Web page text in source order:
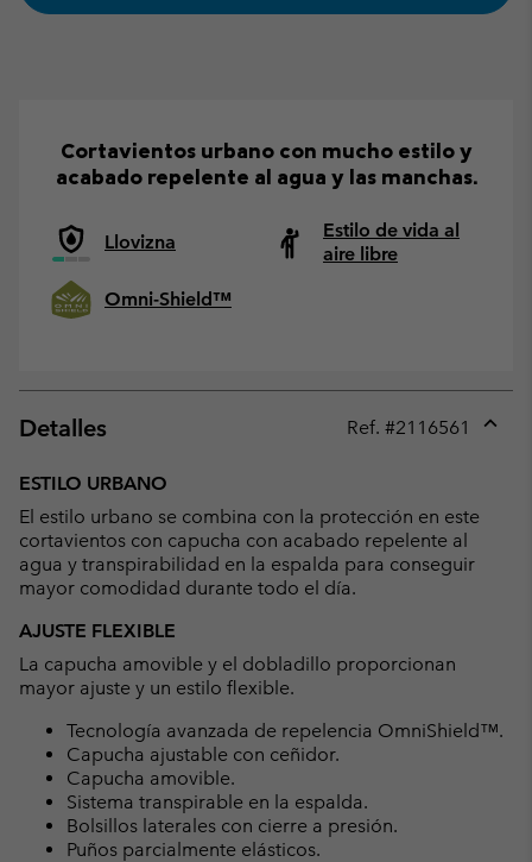
Cortavientos urbano con mucho estilo y
acabado repelente al agua y las manchas.
Llovizna
Estilo de vida al
aire libre
Omni-Shield™
Detalles Ref. #2116561
ESTILO URBANO
El estilo urbano se combina con la protección en este
cortavientos con capucha con acabado repelente al
agua y transpirabilidad en la espalda para conseguir
mayor comodidad durante todo el día.
AJUSTE FLEXIBLE
La capucha amovible y el dobladillo proporcionan
mayor ajuste y un estilo flexible.
Tecnología avanzada de repelencia OmniShield™.
Capucha ajustable con ceñidor.
Capucha amovible.
Sistema transpirable en la espalda.
Bolsillos laterales con cierre a presión.
Puños parcialmente elásticos.